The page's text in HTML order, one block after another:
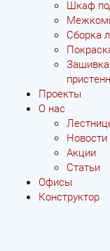
Шкаф
Сборка
Зашивка
Проекты
О нас
Новости
Акции
Статьи
Офисы
Конструктор